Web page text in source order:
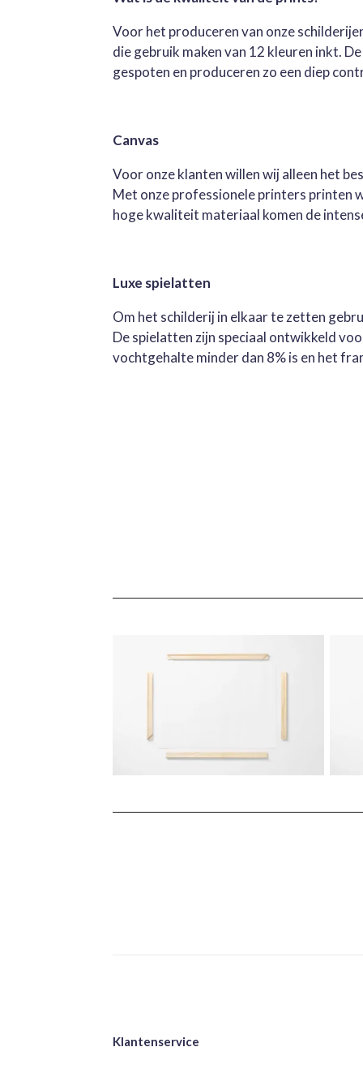
Voor het produceren van onze
die gebruik maken van 12 kleuren inkt.
gespoten en produceren zo een diep
Canvas
Voor onze klanten willen wij alleen het
Met onze professionele printers printen
hoge kwaliteit materiaal komen de
Luxe spielatten
Om het schilderij in elkaar te zetten
De spielatten zijn speciaal ontwikkeld
vochtgehalte minder dan 8% is en het
Klantenservice